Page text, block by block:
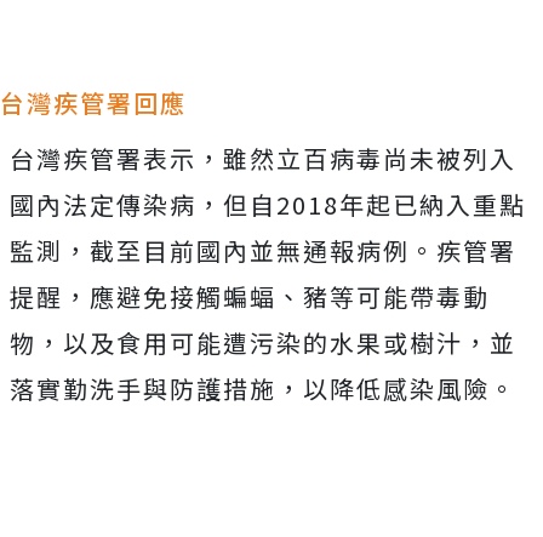
台灣疾管署回應
台灣疾管署表示，雖然立百病毒尚未被列入
國內法定傳染病，但自2018年起已納入重點
監測，截至目前國內並無通報病例。疾管署
提醒，應避免接觸蝙蝠、豬等可能帶毒動
物，以及食用可能遭污染的水果或樹汁，並
落實勤洗手與防護措施，以降低感染風險。